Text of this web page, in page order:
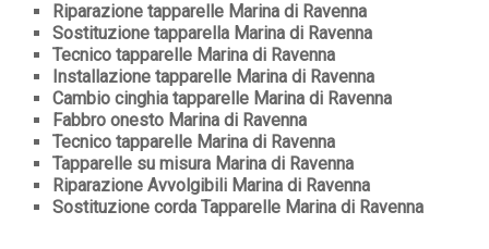
Riparazione tapparelle Marina di Ravenna
Sostituzione tapparella Marina di Ravenna
Tecnico tapparelle Marina di Ravenna
Installazione tapparelle Marina di Ravenna
Cambio cinghia tapparelle Marina di Ravenna
Fabbro onesto Marina di Ravenna
Tecnico tapparelle Marina di Ravenna
Tapparelle su misura Marina di Ravenna
Riparazione Avvolgibili Marina di Ravenna
Sostituzione corda Tapparelle Marina di Ravenna